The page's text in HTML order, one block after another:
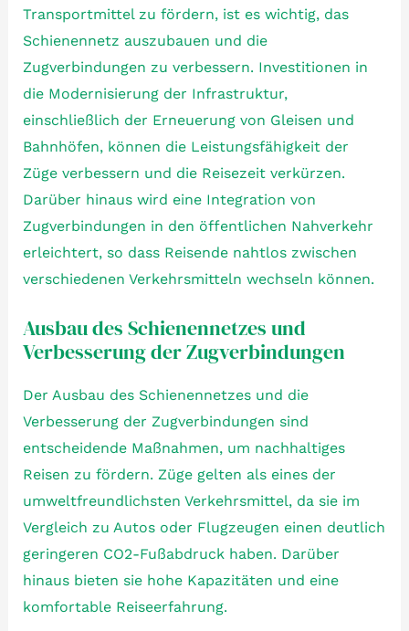
Transportmittel zu fördern, ist es wichtig, das
Schienennetz auszubauen und die
Zugverbindungen zu verbessern. Investitionen in
die Modernisierung der Infrastruktur,
einschließlich der Erneuerung von Gleisen und
Bahnhöfen, können die Leistungsfähigkeit der
Züge verbessern und die Reisezeit verkürzen.
Darüber hinaus wird eine Integration von
Zugverbindungen in den öffentlichen Nahverkehr
erleichtert, so dass Reisende nahtlos zwischen
verschiedenen Verkehrsmitteln wechseln können.
Ausbau des Schienennetzes und
Verbesserung der Zugverbindungen
Der Ausbau des Schienennetzes und die
Verbesserung der Zugverbindungen sind
entscheidende Maßnahmen, um nachhaltiges
Reisen zu fördern. Züge gelten als eines der
umweltfreundlichsten Verkehrsmittel, da sie im
Vergleich zu Autos oder Flugzeugen einen deutlich
geringeren CO2-Fußabdruck haben. Darüber
hinaus bieten sie hohe Kapazitäten und eine
komfortable Reiseerfahrung.